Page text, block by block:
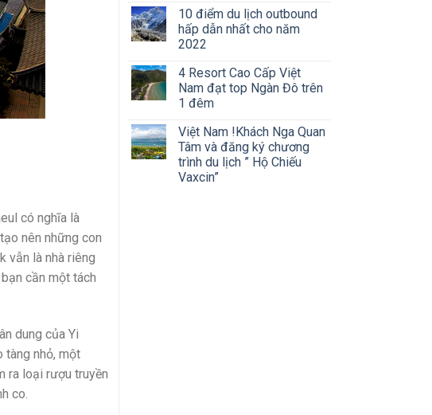
có nghĩa là
nên những con
vẫn là nhà riêng
cần một tách
dung của Yi
tàng nhỏ, một
ra loại rượu truyền
co.
10 điểm du lịch outbound
hấp dẫn nhất cho năm
2022
4 Resort Cao Cấp Việt
Nam đạt top Ngàn Đô trên
1 đêm
Việt Nam !Khách Nga Quan
Tâm và đăng ký chương
trình du lịch ” Hộ Chiếu
Vaxcin”